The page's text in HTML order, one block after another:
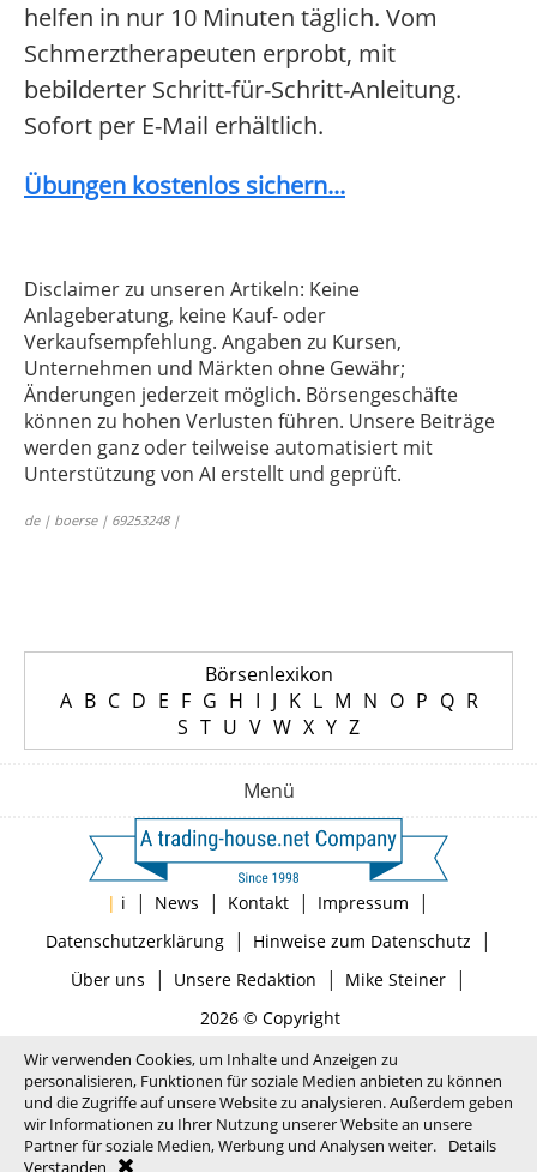
helfen in nur 10 Minuten täglich. Vom
Schmerztherapeuten erprobt, mit
bebilderter Schritt-für-Schritt-Anleitung.
Sofort per E-Mail erhältlich.
Übungen kostenlos sichern...
Disclaimer zu unseren Artikeln: Keine
Anlageberatung, keine Kauf- oder
Verkaufsempfehlung. Angaben zu Kursen,
Unternehmen und Märkten ohne Gewähr;
Änderungen jederzeit möglich. Börsengeschäfte
können zu hohen Verlusten führen. Unsere Beiträge
werden ganz oder teilweise automatisiert mit
Unterstützung von AI erstellt und geprüft.
de | boerse | 69253248 |
Börsenlexikon
A B C D E F G H I J K L M N O P Q R
S T U V W X Y Z
Menü
| i | News | Kontakt | Impressum |
Datenschutzerklärung| Hinweise zum Datenschutz |
Über uns | Unsere Redaktion | Mike Steiner|
2026 © Copyright
Wir verwenden Cookies, um Inhalte und Anzeigen zu
personalisieren, Funktionen für soziale Medien anbieten zu können
und die Zugriffe auf unsere Website zu analysieren. Außerdem geben
wir Informationen zu Ihrer Nutzung unserer Website an unsere
Partner für soziale Medien, Werbung und Analysen weiter.
Details
Verstanden